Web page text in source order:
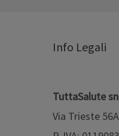
Info Legali
TuttaSalute
Via Trieste